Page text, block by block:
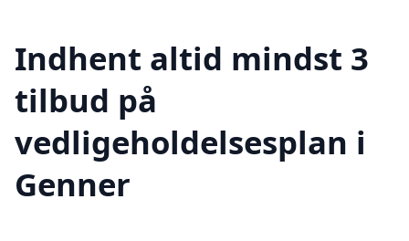
Indhent altid mindst 3
tilbud på
vedligeholdelsesplan i
Genner